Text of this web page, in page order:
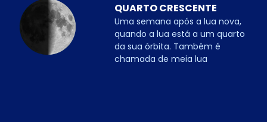
QUARTO CRESCENTE
Uma semana após a lua nova,
quando a lua está a um quarto
da sua órbita. Também é
chamada de meia lua